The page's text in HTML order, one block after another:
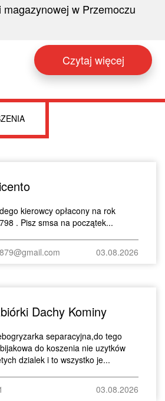
magazynowej w Przemoczu
Czytaj więcej
kierowcy opłacony na rok
. Pisz smsa na początek...
03.08.2026
Dachy Kominy
separacyjna,do tego
do koszenia nie uzytków
dzialek i to wszystko je...
03.08.2026